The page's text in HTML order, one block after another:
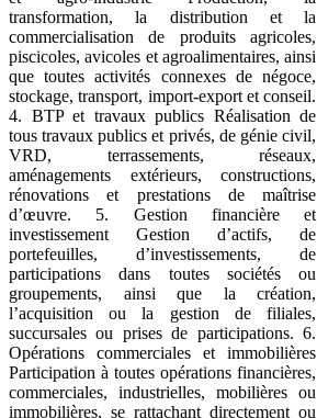
transformation, la distribution et la
commercialisation de produits agricoles,
piscicoles, avicoles et agroalimentaires, ainsi
que toutes activités connexes de négoce,
stockage, transport, import-export et conseil.
4. BTP et travaux publics Réalisation de
tous travaux publics et privés, de génie civil,
VRD, terrassements, réseaux,
aménagements extérieurs, constructions,
rénovations et prestations de maîtrise
d’œuvre. 5. Gestion financière et
investissement Gestion d’actifs, de
portefeuilles, d’investissements, de
participations dans toutes sociétés ou
groupements, ainsi que la création,
l’acquisition ou la gestion de filiales,
succursales ou prises de participations. 6.
Opérations commerciales et immobilières
Participation à toutes opérations financières,
commerciales, industrielles, mobilières ou
immobilières, se rattachant directement ou